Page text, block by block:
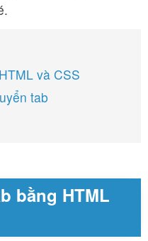
và CSS
tab
bằng HTML